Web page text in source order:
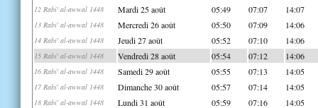
12 Rabi' al-awwal 1448 Mardi 25 août 05:49 07:07 14:07
13 Rabi' al-awwal 1448 Mercredi 26 août 05:50 07:09 14:06
14 Rabi' al-awwal 1448 Jeudi 27 août 05:52 07:10 14:06
15 Rabi' al-awwal 1448 Vendredi 28 août 05:54 07:12 14:06
16 Rabi' al-awwal 1448 Samedi 29 août 05:55 07:13 14:05
17 Rabi' al-awwal 1448 Dimanche 30 août 05:57 07:14 14:05
18 Rabi' al-awwal 1448 Lundi 31 août 05:59 07:16 14:05